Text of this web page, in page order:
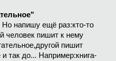
напишу ещё раз:кто-то
человек пишит к нему
пишит
так до... Например:книга-